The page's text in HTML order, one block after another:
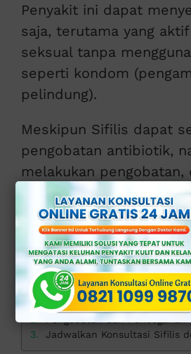
Penyakit ini dapat
saja, terutama yang
seksual tanpa
seperti kondom
pelindung).
Meskipun Sifilis dapat
pengobatan antibiotik,
melakukan pengobatan,
menyebabkan
berbagai organ tubuh.
>>KONSULTASI ONLINE
Daftar isi
Gejala Awal dan Penularan
Jadwalkan Konsultasi Sifilis dengan